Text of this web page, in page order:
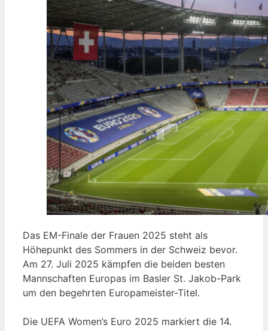
Das EM-Finale der Frauen 2025 steht als
Höhepunkt des Sommers in der Schweiz bevor.
Am 27. Juli 2025 kämpfen die beiden besten
Mannschaften Europas im Basler St. Jakob-Park
um den begehrten Europameister-Titel.
Die UEFA Women’s Euro 2025 markiert die 14.